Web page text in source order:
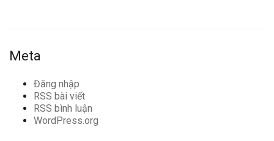
Meta
Đăng nhập
RSS bài viết
RSS bình luận
WordPress.org